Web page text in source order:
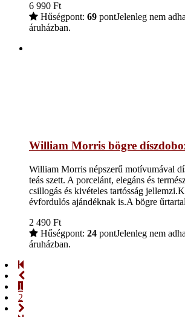
6 990 Ft
Hűségpont: 69 pontJelenleg nem
áruházban.
William Morris bögre
William Morris népszerű motívumával
teás szett. A porcelánt, elegáns és
csillogás és kivételes tartósság
évfordulós ajándéknak is.A bögre
2 490 Ft
Hűségpont: 24 pontJelenleg nem
áruházban.
1
2